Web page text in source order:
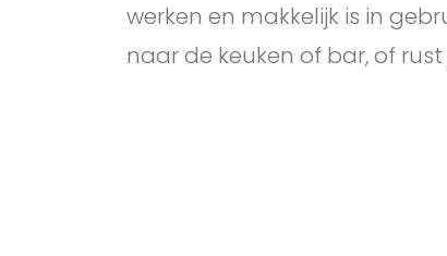
werken en makkelijk is in
naar de keuken of bar, of